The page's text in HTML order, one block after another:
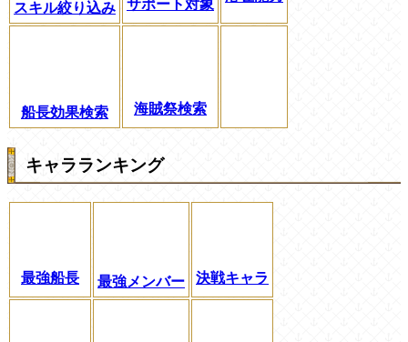
スキル絞り込み サポート対象
船長効果検索 海賊祭検索
キャラランキング
最強船長 最強メンバー 決戦キャラ